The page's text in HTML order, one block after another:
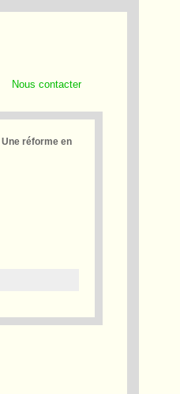
Nous contacter
réforme en